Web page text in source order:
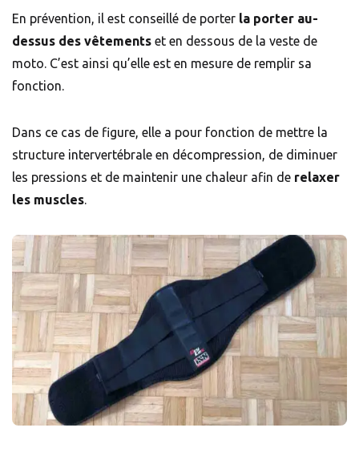
En prévention, il est conseillé de porter la porter au-
dessus des vêtements et en dessous de la veste de
moto. C’est ainsi qu’elle est en mesure de remplir sa
fonction.
Dans ce cas de figure, elle a pour fonction de mettre la
structure intervertébrale en décompression, de diminuer
les pressions et de maintenir une chaleur afin de relaxer
les muscles.